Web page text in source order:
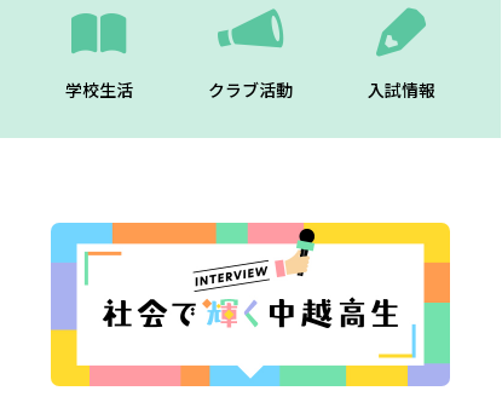
学校生活 クラブ活動 入試情報